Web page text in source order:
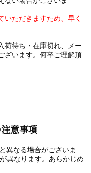
ただきますため、早く
荷待ち・在庫切れ、メー
ざいます。何卒ご理解頂
意事項
異なる場合がございま
異なります。あらかじめ